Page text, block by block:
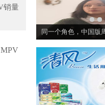
销量
同一个角色，中国版